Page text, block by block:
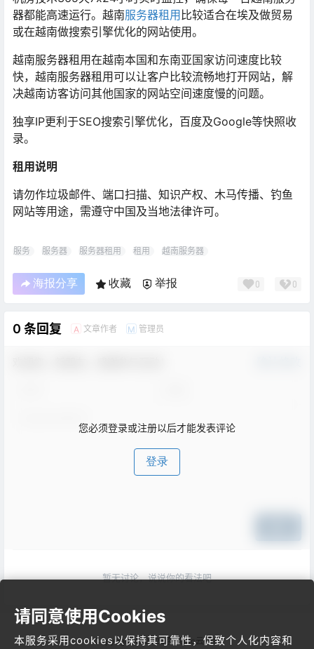
器都能高速运行。越南服务器租用 比较适合在埃及做贸易
或在越南做搜索引擎优化的网站使用。
越南服务器租用在越南本国和东南亚国家访问速度比较
快，越南服务器租用可以让客户比较流畅地打开网站，解
决越南访客访问其他国家的网站空间速度慢的问题。
独享IP更利于SEO搜索引擎优化，百度及Google等快照收
录。
租用说明
请勿作垃圾邮件、端口扫描、知识产权、木马传播、钓鱼
网站等用途，需遵守中国及当地法律许可。
服务 服务器 服务器租用 租用 越南服务器
海报分享 收藏 举报 0 0
0 条回复 A 文章作者 M 管理员
您必须登录或注册以后才能发表评论
登录
暂无讨论，说说你的看法吧
Copyright © 2026梦飞idc云平台
请同意使用Cookies
本服务采用cookies以保持其可靠性，促致个人化内容和